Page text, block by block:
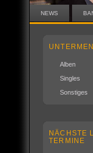
NEWS
Alben
Singles
Sonstiges
NÄCHSTE
TERMINE